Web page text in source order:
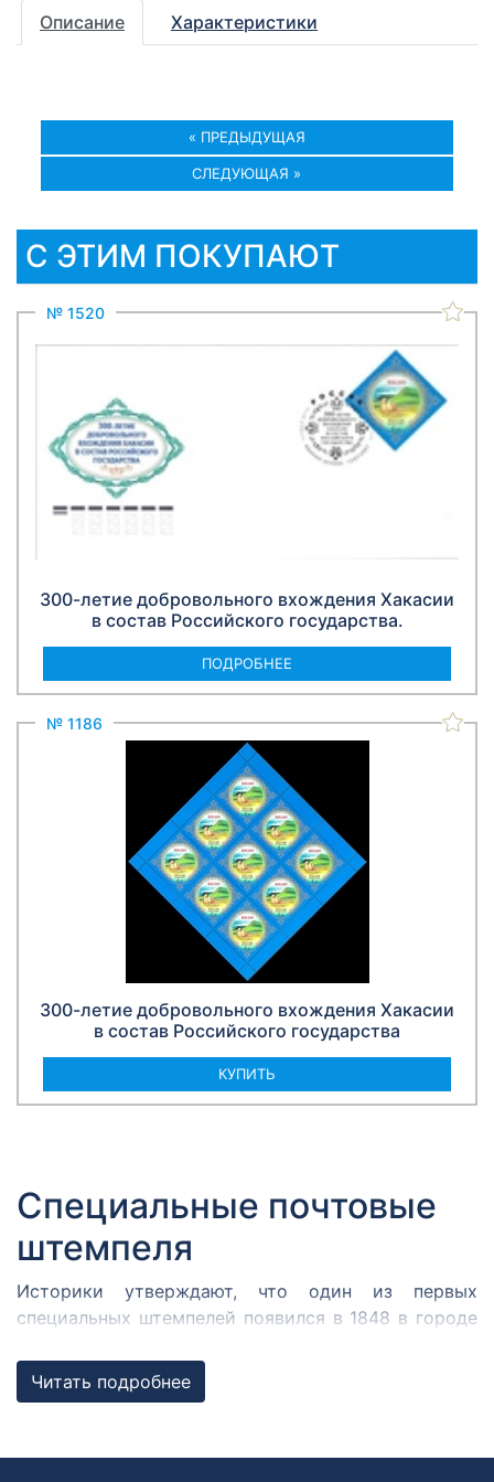
Описание Характеристики
« ПРЕДЫДУЩАЯ
СЛЕДУЮЩАЯ »
С ЭТИМ ПОКУПАЮТ
№ 1520
300-летие добровольного вхождения Хакасии
в состав Российского государства.
ПОДРОБНЕЕ
№ 1186
300-летие добровольного вхождения Хакасии
в состав Российского государства
КУПИТЬ
Специальные почтовые
штемпеля
Историки утверждают, что один из первых
специальных штемпелей появился в 1848 в городе
собрался Кромержижский парламент.
Парламентарии решили отметить его работу
Читать подробнее